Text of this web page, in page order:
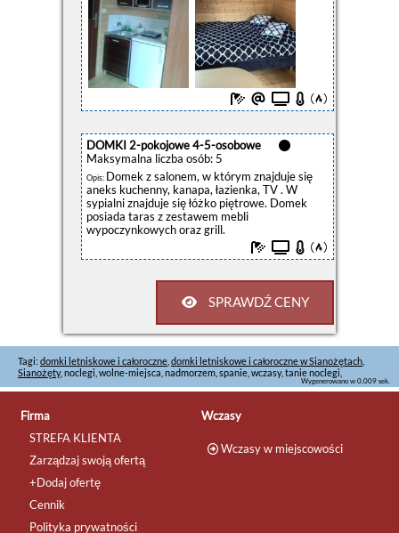
DOMKI 2-pokojowe 4-5-osobowe
Maksymalna liczba osób: 5
Opis: Domek z salonem, w którym znajduje się
aneks kuchenny, kanapa, łazienka, TV . W
sypialni znajduje się łóżko piętrowe. Domek
posiada taras z zestawem mebli
wypoczynkowych oraz grill.
SPRAWDŹ CENY
Tagi: domki letniskowe i całoroczne domki letniskowe i całoroczne w Sianożętach
Sianożęty, noclegi, wolne-miejsca, nadmorzem, spanie, wczasy, tanie noclegi,
Wygenerowano w 0.009 sek.
Firma
STREFA KLIENTA
Zarządzaj swoją ofertą
+Dodaj ofertę
Cennik
Polityka prywatności
Wczasy
Wczasy w miejscowości